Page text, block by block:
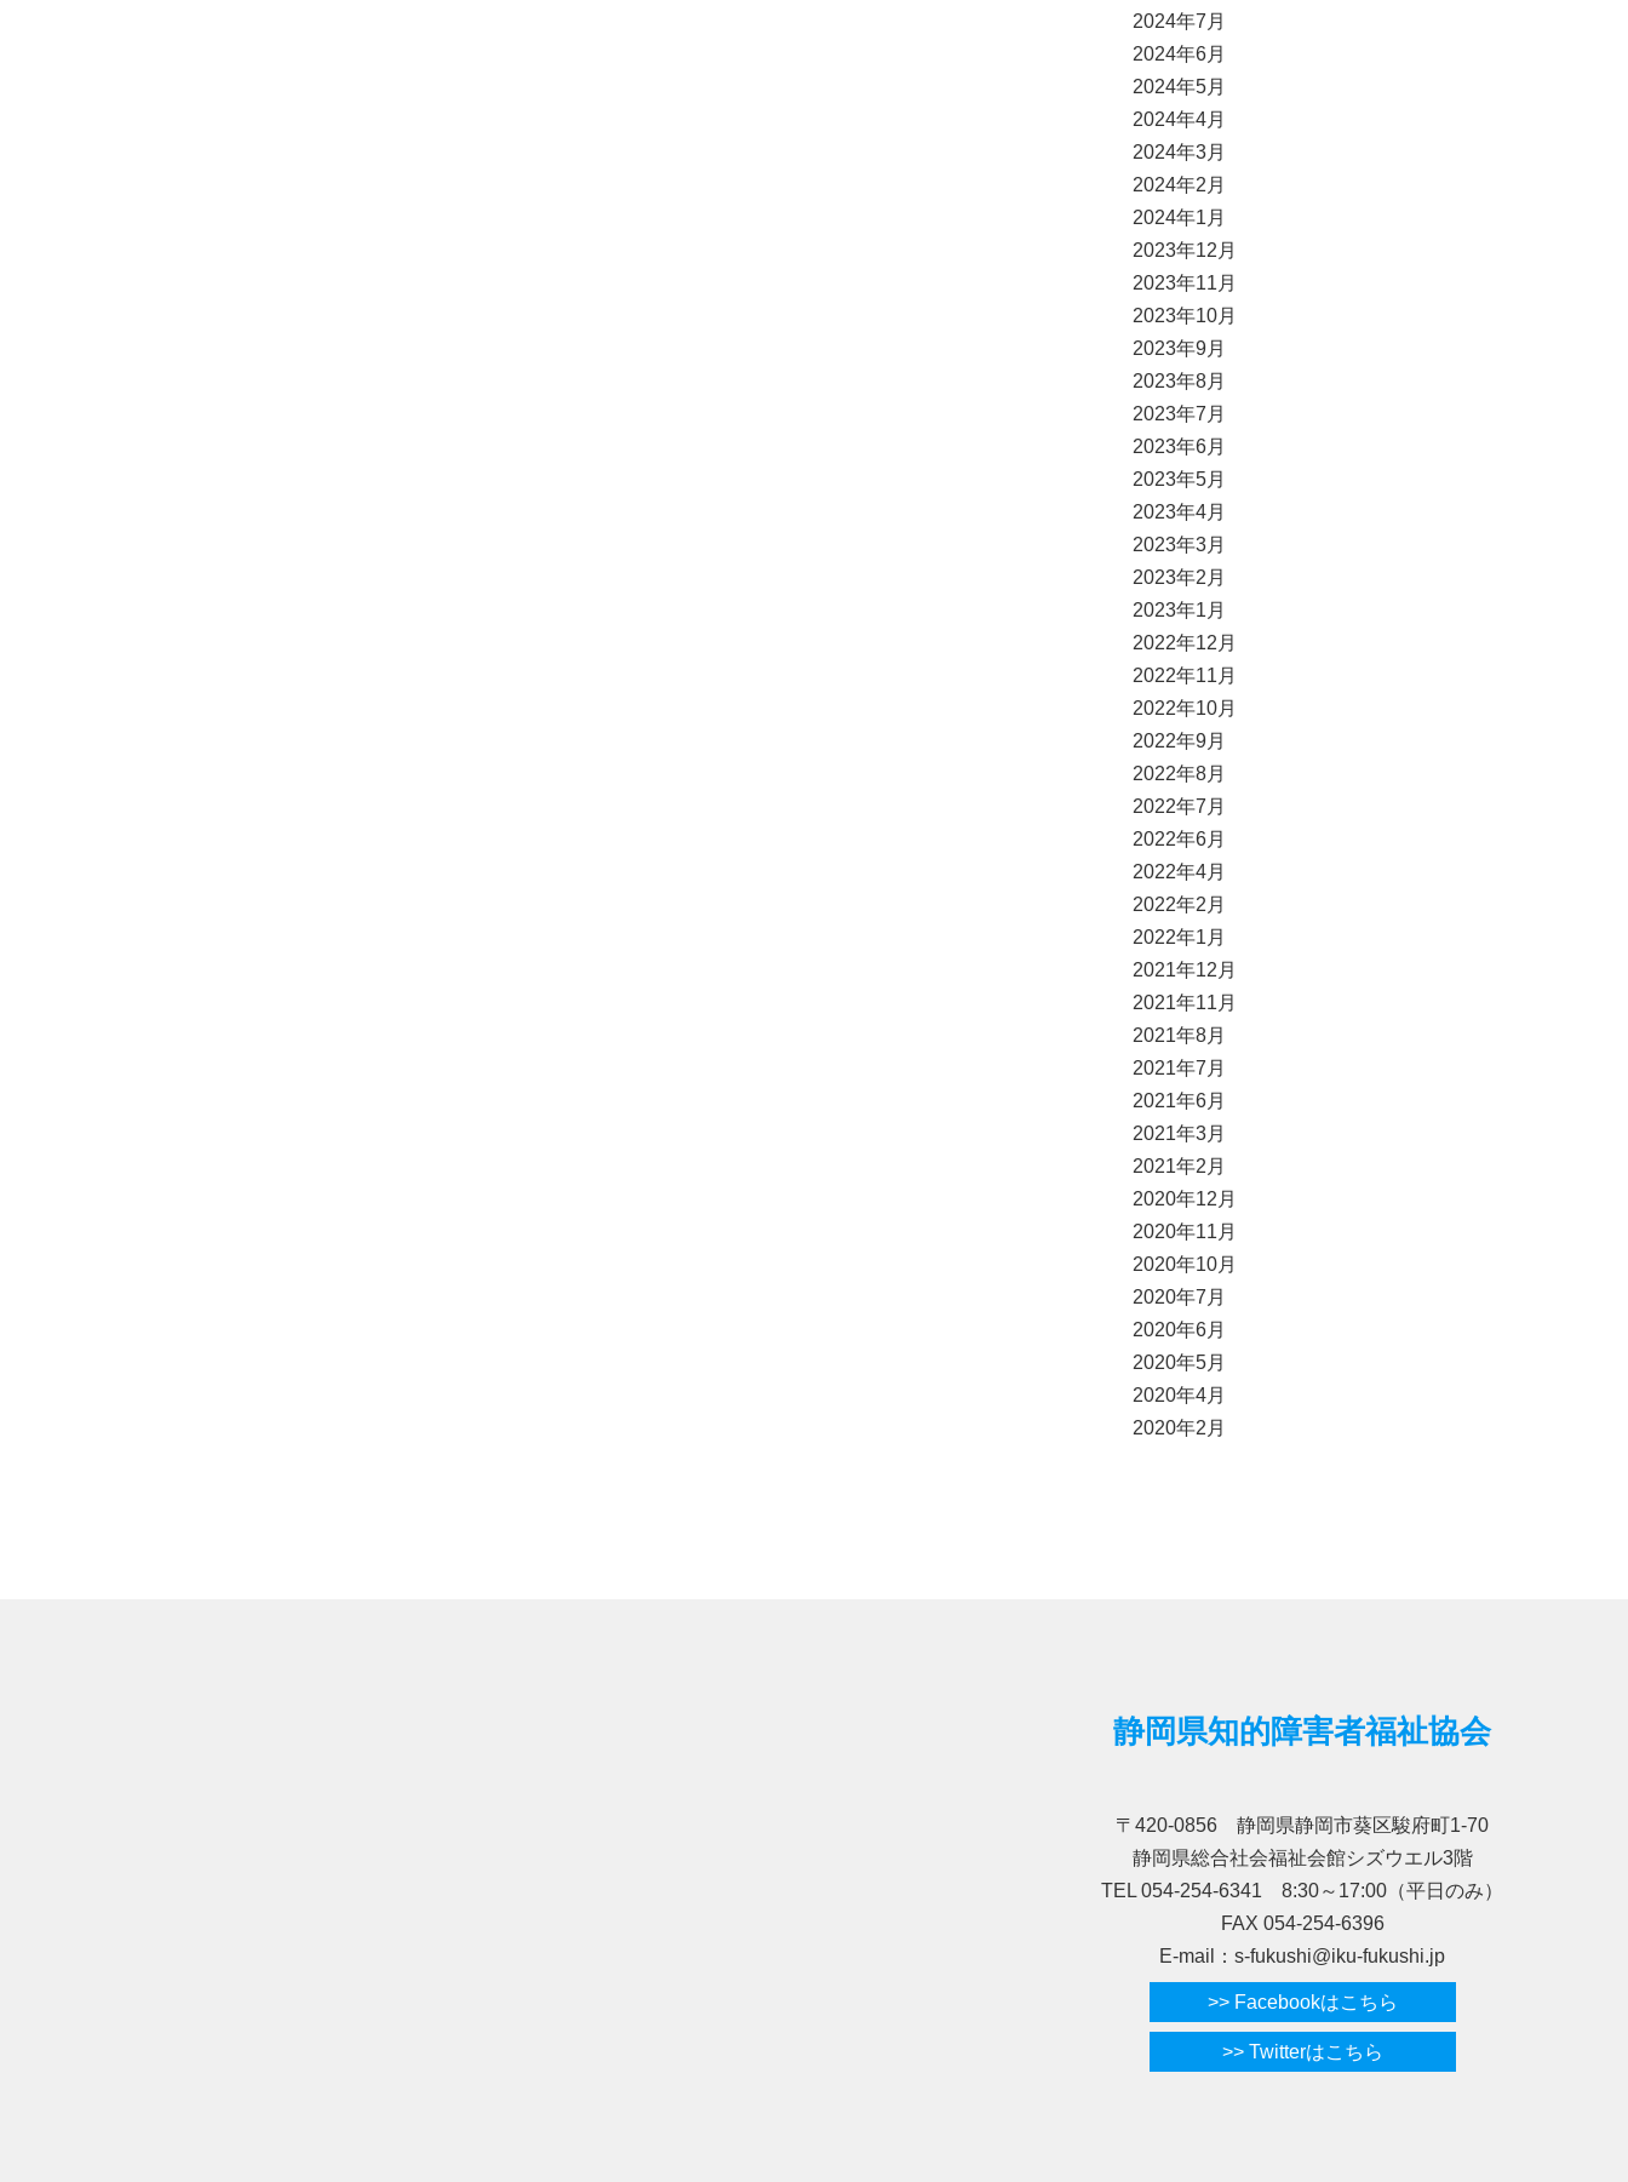
2024年7月
2024年6月
2024年5月
2024年4月
2024年3月
2024年2月
2024年1月
2023年12月
2023年11月
2023年10月
2023年9月
2023年8月
2023年7月
2023年6月
2023年5月
2023年4月
2023年3月
2023年2月
2023年1月
2022年12月
2022年11月
2022年10月
2022年9月
2022年8月
2022年7月
2022年6月
2022年4月
2022年2月
2022年1月
2021年12月
2021年11月
2021年8月
2021年7月
2021年6月
2021年3月
2021年2月
2020年12月
2020年11月
2020年10月
2020年7月
2020年6月
2020年5月
2020年4月
2020年2月
静岡県知的障害者福祉協会
〒420-0856 静岡県静岡市葵区駿府町1-70
静岡県総合社会福祉会館シズウエル3階
TEL 054-254-6341 8:30～17:00（平日のみ）
FAX 054-254-6396
E-mail：s-fukushi@iku-fukushi.jp
>> Facebookはこちら
>> Twitterはこちら